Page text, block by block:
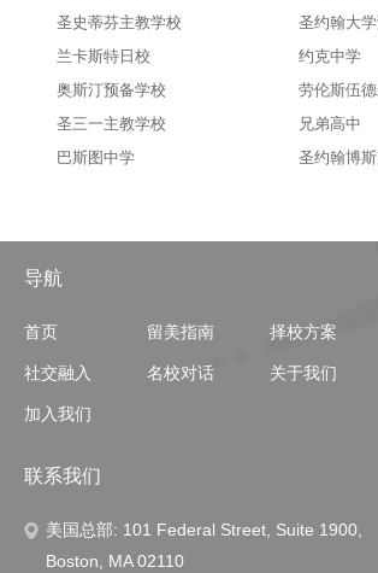
圣史蒂芬主教学校
圣约翰大
兰卡斯特日校
约克中学
奥斯汀预备学校
劳伦斯伍
圣三一主教学校
兄弟高中
巴斯图中学
圣约翰博
导航
首页 留美指南 择校方案
社交融入 名校对话 关于我们
加入我们
联系我们
美国总部: 101 Federal Street, Suite 1900,
Boston, MA 02110